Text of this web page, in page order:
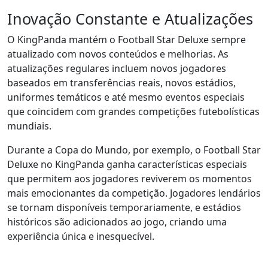
Inovação Constante e Atualizações
O KingPanda mantém o Football Star Deluxe sempre
atualizado com novos conteúdos e melhorias. As
atualizações regulares incluem novos jogadores
baseados em transferências reais, novos estádios,
uniformes temáticos e até mesmo eventos especiais
que coincidem com grandes competições futebolísticas
mundiais.
Durante a Copa do Mundo, por exemplo, o Football Star
Deluxe no KingPanda ganha características especiais
que permitem aos jogadores reviverem os momentos
mais emocionantes da competição. Jogadores lendários
se tornam disponíveis temporariamente, e estádios
históricos são adicionados ao jogo, criando uma
experiência única e inesquecível.